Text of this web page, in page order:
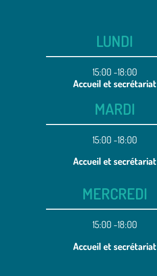
LUNDI
15:00 -18:00
Accueil et secrétariat
MARDI
15:00 -18:00
Accueil et secrétariat
MERCREDI
15:00 -18:00
Accueil et secrétariat